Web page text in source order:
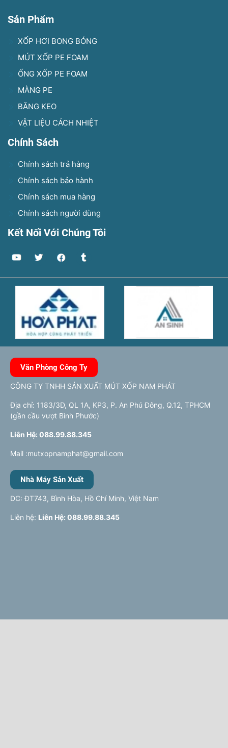
Sản Phẩm
XỐP HƠI BONG BÓNG
MÚT XỐP PE FOAM
ỐNG XỐP PE FOAM
MÀNG PE
BĂNG KEO
VẬT LIỆU CÁCH NHIỆT
Chính Sách
Chính sách trả hàng
Chính sách bảo hành
Chính sách mua hàng
Chính sách người dùng
Kết Nối Với Chúng Tôi
Văn Phòng Công Ty
CÔNG TY TNHH SẢN XUẤT MÚT XỐP NAM PHÁT
Địa chỉ: 1183/3D, QL 1A, KP3, P. An Phú Đông, Q.12, TPHCM
(gần cầu vượt Bình Phước)
Liên Hệ: 088.99.88.345
Mail :mutxopnamphat@gmail.com
Nhà Máy Sản Xuất
DC: ĐT743, Bình Hòa, Hồ Chí Minh, Việt Nam
Liên hệ: Liên Hệ: 088.99.88.345